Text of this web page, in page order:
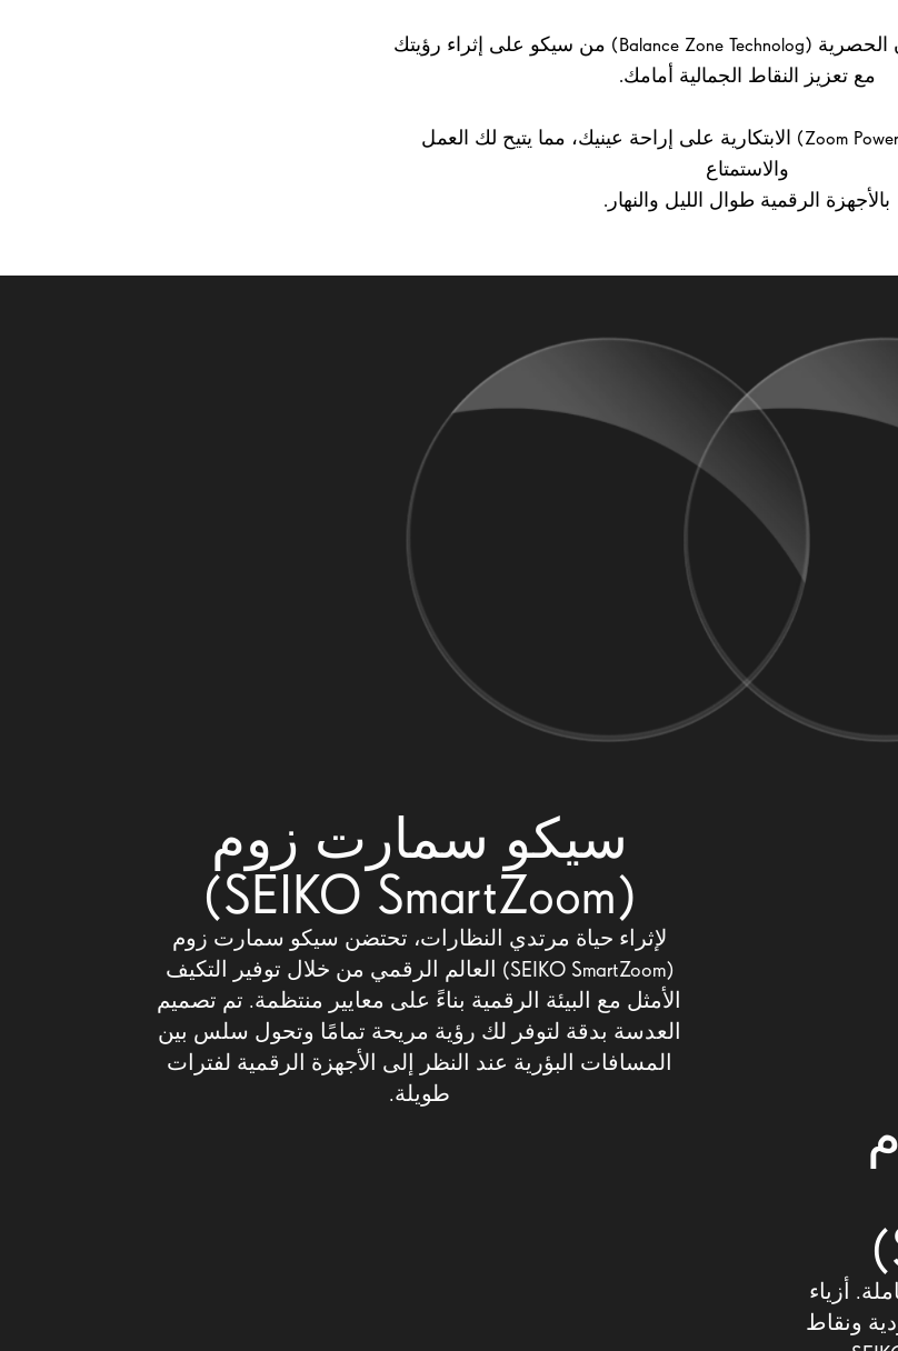
تعمل ميزة منطقة التوازن الحصرية (Balance Zone Technolog) من سيكو على إثراء رؤيتك
مع تعزيز النقاط الجمالية أمامك.
تعمل سمة زوم باور (Zoom Power) الابتكارية على إراحة عينيك، مما يتيح لك العمل
والاستمتاع
بالأجهزة الرقمية طوال الليل والنهار.
سيكو سمارت زوم
(SEIKO SmartZoom)
لإثراء حياة مرتدي النظارات، تحتضن سيكو سمارت زوم
(SEIKO SmartZoom) العالم الرقمي من خلال توفير التكيف
الأمثل مع البيئة الرقمية بناءً على معايير منتظمة. تم تصميم
العدسة بدقة لتوفر لك رؤية مريحة تمامًا وتحول سلس بين
المسافات البؤرية عند النظر إلى الأجهزة الرقمية لفترات
طويلة.
أزياء
ونقاط